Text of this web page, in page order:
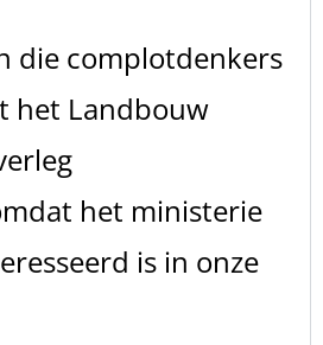
die complotdenkers
het Landbouw
het ministerie
is in onze